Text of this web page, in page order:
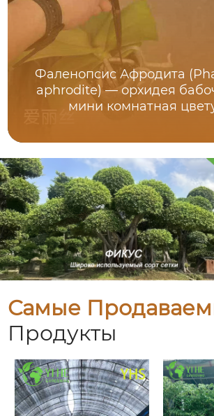
Фаленопсис Афродита
aphrodite) — орхидея
мини комнатная
Самые
Продукты